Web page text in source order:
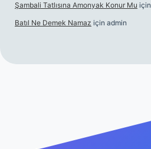
Şambali Tatlısına Amonyak Konur Mu için
Batıl Ne Demek Namaz için admin